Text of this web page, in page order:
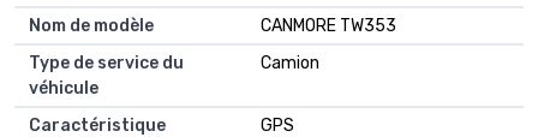
Nom de modèle
CANMORE TW353
Type de service du
véhicule
Camion
Caractéristique
GPS